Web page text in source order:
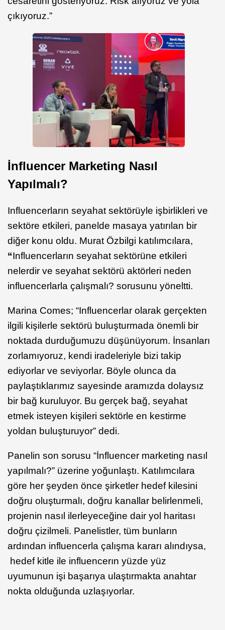
çıkıyoruz.”
İnfluencer Marketing Nasıl
Yapılmalı?
Influencerların seyahat sektörüyle işbirlikleri ve
sektöre etkileri, panelde masaya yatırılan bir
diğer konu oldu. Murat Özbilgi katılımcılara,
“Influencerların seyahat sektörüne etkileri
nelerdir ve seyahat sektörü aktörleri neden
influencerlarla çalışmalı? sorusunu yöneltti.
Marina Comes; “Influencerlar olarak gerçekten
ilgili kişilerle sektörü buluşturmada önemli bir
noktada durduğumuzu düşünüyorum. İnsanları
zorlamıyoruz, kendi iradeleriyle bizi takip
ediyorlar ve seviyorlar. Böyle olunca da
paylaştıklarımız sayesinde aramızda dolaysız
bir bağ kuruluyor. Bu gerçek bağ, seyahat
etmek isteyen kişileri sektörle en kestirme
yoldan buluşturuyor” dedi.
Panelin son sorusu “İnfluencer marketing nasıl
yapılmalı?” üzerine yoğunlaştı. Katılımcılara
göre her şeyden önce şirketler hedef kilesini
doğru oluşturmalı, doğru kanallar belirlenmeli,
projenin nasıl ilerleyeceğine dair yol haritası
doğru çizilmeli. Panelistler, tüm bunların
ardından influencerla çalışma kararı alındıysa,
hedef kitle ile influencerın yüzde yüz
uyumunun işi başarıya ulaştırmakta anahtar
nokta olduğunda uzlaşıyorlar.